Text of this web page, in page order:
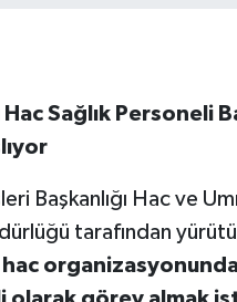
Hac Sağlık Personeli
Başkanlığı Hac ve
tarafından
hac